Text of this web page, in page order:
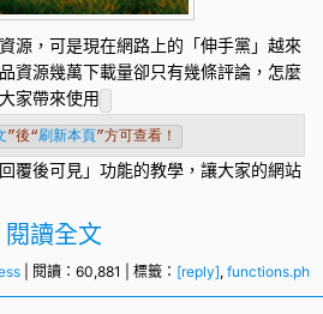
源，可是現在網路上的「伸手黨」越來
資源幾萬下載量卻只有幾條評論，怎麼
家帶來使用
”後“刷新本頁”方可查看！
回覆後可見」功能的教學，讓大家的網站
閱讀全文
| 閱讀：60,881 | 標籤： [reply], functions.php